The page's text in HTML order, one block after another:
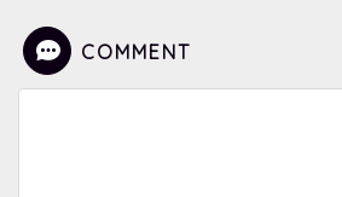
COMMENT